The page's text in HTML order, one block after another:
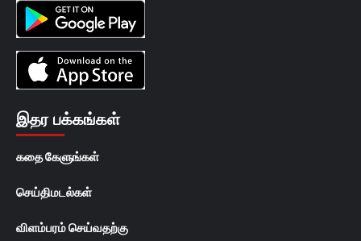
இதர பக்கங்கள்
கதை கேளுங்கள்
செய்திமடல்கள்
விளம்பரம் செய்வதற்கு